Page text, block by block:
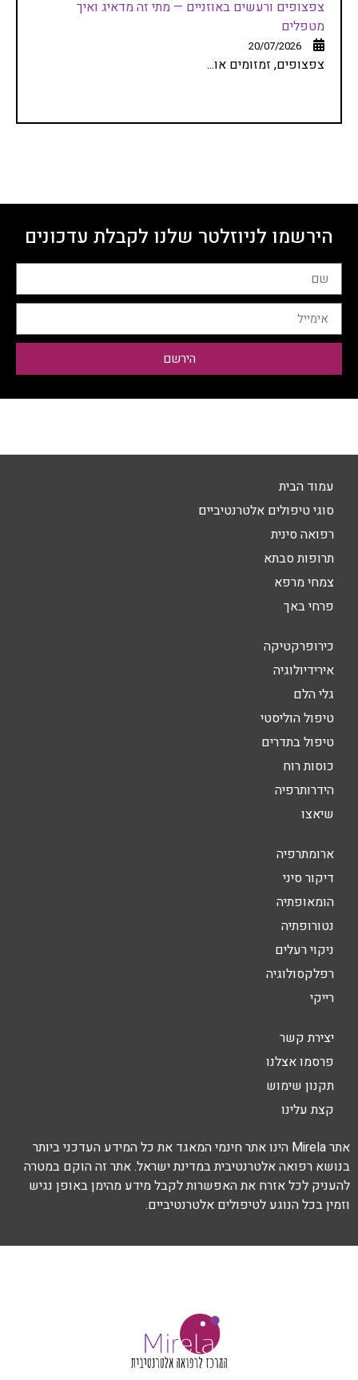
צפצופים ורעשים באוזניים — מתי זה מדאיג ואיך
מטפלים
20/07/2026
צפצופים, זמזומים או...
הירשמו לניוזלטר שלנו לקבלת עדכונים
הירשם
עמוד הבית
סוגי טיפולים אלטרנטיביים
רפואה סינית
תרופות סבתא
צמחי מרפא
פרחי באך
כירופרקטיקה
אירידיולוגיה
גלי הלם
טיפול הוליסטי
טיפול בתדרים
כוסות רוח
הידרותרפיה
שיאצו
ארומתרפיה
דיקור סיני
הומאופתיה
נטורופתיה
ניקוי רעלים
רפלקסולוגיה
רייקי
יצירת קשר
פרסמו אצלנו
תקנון שימוש
קצת עלינו
אתר Mirela הינו אתר חינמי המאגד את כל המידע העדכני ביותר
בנושא רפואה אלטרנטיבית במדינת ישראל. אתר זה הוקם במטרה
להעניק לכל אזרח את האפשרות לקבל מידע מהימן באופן נגיש
וזמין בכל הנוגע לטיפולים אלטרנטיביים.